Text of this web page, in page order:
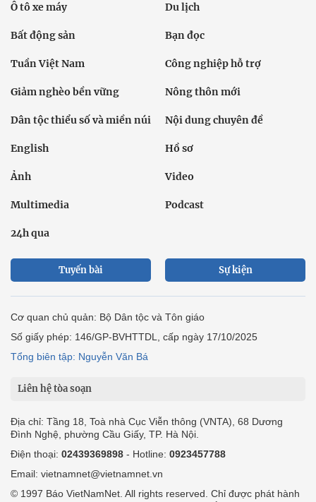
Ô tô xe máy Du lịch
Bất động sản Bạn đọc
Tuần Việt Nam Công nghiệp hỗ trợ
Giảm nghèo bền vững Nông thôn mới
Dân tộc thiểu số và miền núi Nội dung chuyên đề
English Hồ sơ
Ảnh Video
Multimedia Podcast
24h qua
Tuyến bài Sự kiện
Cơ quan chủ quản: Bộ Dân tộc và Tôn giáo
Số giấy phép: 146/GP-BVHTTDL, cấp ngày 17/10/2025
Tổng biên tập: Nguyễn Văn Bá
Liên hệ tòa soạn
Địa chỉ: Tầng 18, Toà nhà Cục Viễn thông (VNTA), 68 Dương
Đình Nghệ, phường Cầu Giấy, TP. Hà Nội.
Điện thoại: 02439369898 - Hotline: 0923457788
Email: vietnamnet@vietnamnet.vn
© 1997 Báo VietNamNet. All rights reserved. Chỉ được phát hành